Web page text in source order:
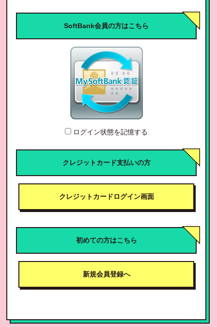
SoftBank会員の方はこちら
ログイン状態を記憶する
クレジットカード支払いの方
クレジットカードログイン画面
初めての方はこちら
新規会員登録へ